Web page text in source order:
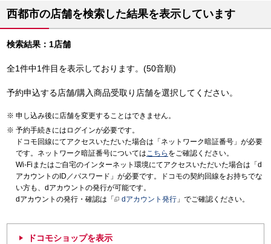
西都市の店舗を検索した結果を表示しています
検索結果：1店舗
全1件中1件目を表示しております。(50音順)
予約申込する店舗/購入商品受取り店舗を選択してください。
申し込み後に店舗を変更することはできません。
予約手続きにはログインが必要です。
ドコモ回線にてアクセスいただいた場合は「ネットワーク暗証番号」が必要
です。ネットワーク暗証番号についてはこちら をご確認ください。
Wi-Fiまたはご自宅のインターネット環境にてアクセスいただいた場合は「d
アカウントのID／パスワード」が必要です。ドコモの契約回線をお持ちでな
い方も、dアカウントの発行が可能です。
dアカウントの発行・確認は「
dアカウント発行 」でご確認ください。
ドコモショップを表示